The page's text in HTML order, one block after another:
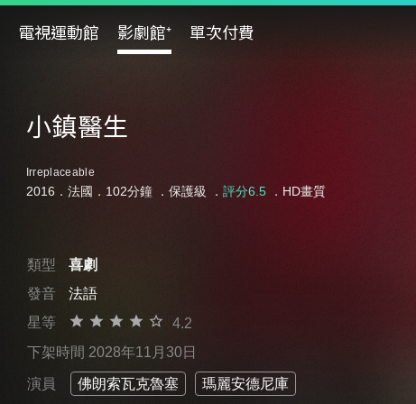
電視運動館 影劇館⁺ 單次付費
小鎮醫生
Irreplaceable
2016．法國．102分鐘 ． 保護級 ． 評分6.5．HD畫質
類型
喜劇
發音
法語
星等
4.2
下架時間 2028年11月30日
演員 佛朗索瓦克魯塞 瑪麗安德尼庫